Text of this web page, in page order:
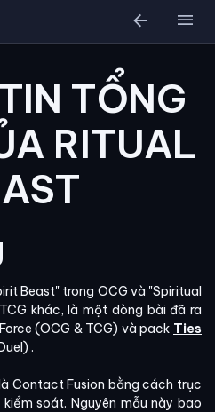
arrow_back menu
TỔNG
RITUAL
Beast" trong OCG và "Spiritual
khác, là một dòng bài đã ra
(OCG & TCG) và pack Ties
.
Contact Fusion bằng cách trục
soát. Nguyên mẫu này bao